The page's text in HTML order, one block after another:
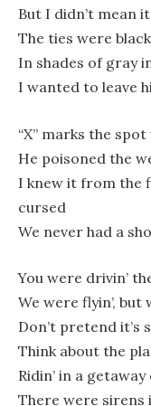
But I didn’t mean
The ties were
In shades of gray
I wanted to leave
“X” marks the
He poisoned the
I knew it from the
cursed
We never had a
You were drivin’
We were flyin’, but
Don’t pretend it’s
Think about the
Ridin’ in a
There were sirens